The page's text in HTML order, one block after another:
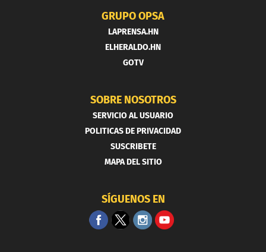
GRUPO OPSA
LAPRENSA.HN
ELHERALDO.HN
GOTV
SOBRE NOSOTROS
SERVICIO AL USUARIO
POLITICAS DE PRIVACIDAD
SUSCRIBETE
MAPA DEL SITIO
SÍGUENOS EN